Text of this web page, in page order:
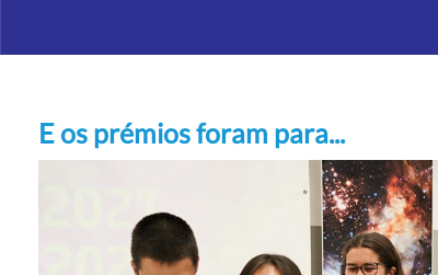
E os prémios foram para...